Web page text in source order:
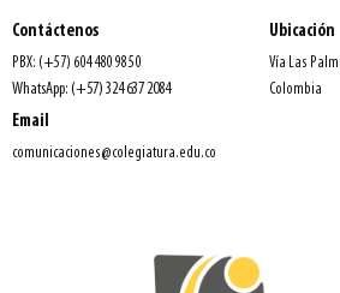
Contáctenos
PBX: (+57) 604 480 98 50
WhatsApp: (+57) 324 637 2084
Email
comunicaciones@colegiatura.edu.co
Ubicación
Vía Las
Colombia